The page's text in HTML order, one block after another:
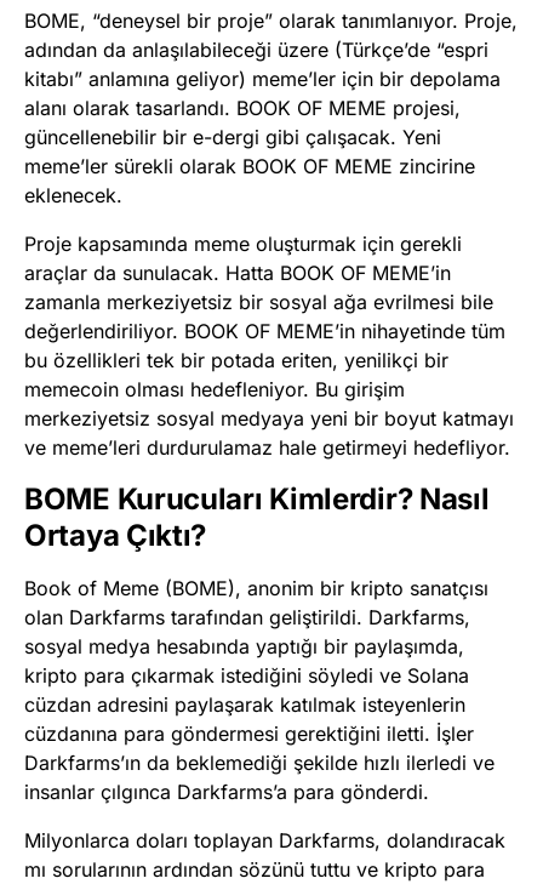
BOME, “deneysel bir proje” olarak tanımlanıyor. Proje,
adından da anlaşılabileceği üzere (Türkçe’de “espri
kitabı” anlamına geliyor) meme’ler için bir depolama
alanı olarak tasarlandı. BOOK OF MEME projesi,
güncellenebilir bir e-dergi gibi çalışacak. Yeni
meme’ler sürekli olarak BOOK OF MEME zincirine
eklenecek.
Proje kapsamında meme oluşturmak için gerekli
araçlar da sunulacak. Hatta BOOK OF MEME’in
zamanla merkeziyetsiz bir sosyal ağa evrilmesi bile
değerlendiriliyor. BOOK OF MEME’in nihayetinde tüm
bu özellikleri tek bir potada eriten, yenilikçi bir
memecoin olması hedefleniyor. Bu girişim
merkeziyetsiz sosyal medyaya yeni bir boyut katmayı
ve meme’leri durdurulamaz hale getirmeyi hedefliyor.
BOME Kurucuları Kimlerdir? Nasıl
Ortaya Çıktı?
Book of Meme (BOME), anonim bir kripto sanatçısı
olan Darkfarms tarafından geliştirildi. Darkfarms,
sosyal medya hesabında yaptığı bir paylaşımda,
kripto para çıkarmak istediğini söyledi ve Solana
cüzdan adresini paylaşarak katılmak isteyenlerin
cüzdanına para göndermesi gerektiğini iletti. İşler
Darkfarms’ın da beklemediği şekilde hızlı ilerledi ve
insanlar çılgınca Darkfarms’a para gönderdi.
Milyonlarca doları toplayan Darkfarms, dolandıracak
mı sorularının ardından sözünü tuttu ve kripto para